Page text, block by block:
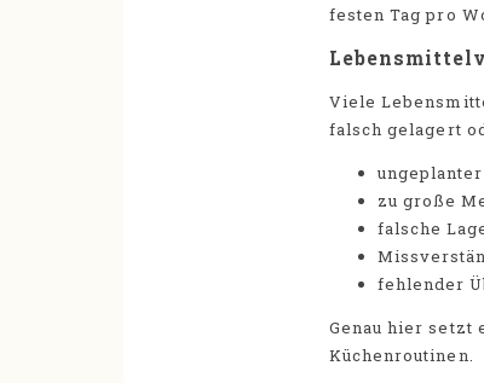
festen Tag pro
Viele
falsch gelagert
zu große
falsche
fehlender
Genau hier setzt
Küchenroutinen.